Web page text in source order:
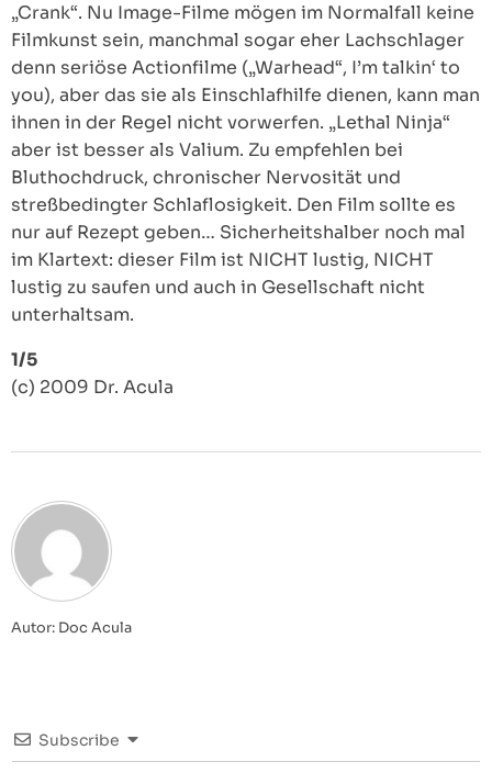
„Crank“. Nu Image-Filme mögen im Normalfall keine
Filmkunst sein, manchmal sogar eher Lachschlager
denn seriöse Actionfilme („Warhead“, I’m talkin‘ to
you), aber das sie als Einschlafhilfe dienen, kann man
ihnen in der Regel nicht vorwerfen. „Lethal Ninja“
aber ist besser als Valium. Zu empfehlen bei
Bluthochdruck, chronischer Nervosität und
streßbedingter Schlaflosigkeit. Den Film sollte es
nur auf Rezept geben… Sicherheitshalber noch mal
im Klartext: dieser Film ist NICHT lustig, NICHT
lustig zu saufen und auch in Gesellschaft nicht
unterhaltsam.
1/5
(c) 2009 Dr. Acula
Autor: Doc Acula
Subscribe